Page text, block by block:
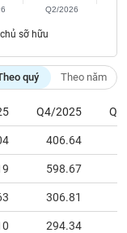
sỡ hữu
Q2/2026
quý Theo năm
Q4/2025
406.64
598.67
306.81
294.34